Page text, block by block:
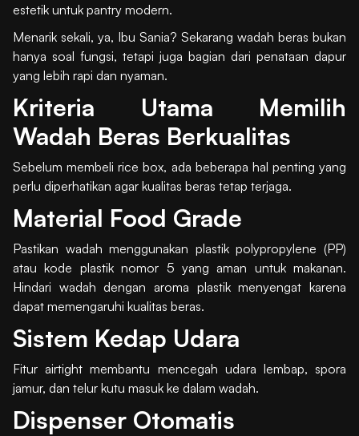
estetik untuk pantry modern.
Menarik sekali, ya, Ibu Sania? Sekarang wadah beras bukan
hanya soal fungsi, tetapi juga bagian dari penataan dapur
yang lebih rapi dan nyaman.
Kriteria Utama Memilih
Wadah Beras Berkualitas
Sebelum membeli rice box, ada beberapa hal penting yang
perlu diperhatikan agar kualitas beras tetap terjaga.
Material Food Grade
Pastikan wadah menggunakan plastik polypropylene (PP)
atau kode plastik nomor 5 yang aman untuk makanan.
Hindari wadah dengan aroma plastik menyengat karena
dapat memengaruhi kualitas beras.
Sistem Kedap Udara
Fitur airtight membantu mencegah udara lembap, spora
jamur, dan telur kutu masuk ke dalam wadah.
Dispenser Otomatis